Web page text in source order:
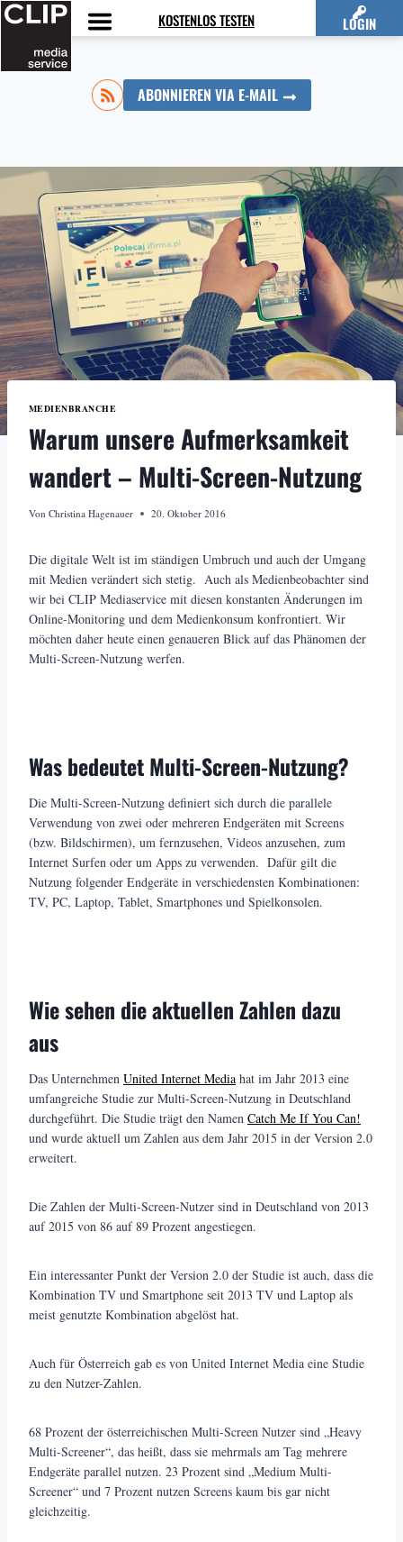
Zum
Inhalt
springen
KOSTENLOS TESTEN LOGIN
ABONNIEREN VIA E-MAIL
MEDIENBRANCHE
Warum unsere Aufmerksamkeit
wandert – Multi-Screen-Nutzung
Von Christina Hagenauer 20. Oktober 2016
Die digitale Welt ist im ständigen Umbruch und auch der Umgang
mit Medien verändert sich stetig. Auch als Medienbeobachter sind
wir bei CLIP Mediaservice mit diesen konstanten Änderungen im
Online-Monitoring und dem Medienkonsum konfrontiert. Wir
möchten daher heute einen genaueren Blick auf das Phänomen der
Multi-Screen-Nutzung werfen.
Was bedeutet Multi-Screen-Nutzung?
Die Multi-Screen-Nutzung definiert sich durch die parallele
Verwendung von zwei oder mehreren Endgeräten mit Screens
(bzw. Bildschirmen), um fernzusehen, Videos anzusehen, zum
Internet Surfen oder um Apps zu verwenden. Dafür gilt die
Nutzung folgender Endgeräte in verschiedensten Kombinationen:
TV, PC, Laptop, Tablet, Smartphones und Spielkonsolen.
Wie sehen die aktuellen Zahlen dazu
aus
Das Unternehmen United Internet Media hat im Jahr 2013 eine
umfangreiche Studie zur Multi-Screen-Nutzung in Deutschland
durchgeführt. Die Studie trägt den Namen Catch Me If You Can!
und wurde aktuell um Zahlen aus dem Jahr 2015 in der Version 2.0
erweitert.
Die Zahlen der Multi-Screen-Nutzer sind in Deutschland von 2013
auf 2015 von 86 auf 89 Prozent angestiegen.
Ein interessanter Punkt der Version 2.0 der Studie ist auch, dass die
Kombination TV und Smartphone seit 2013 TV und Laptop als
meist genutzte Kombination abgelöst hat.
Auch für Österreich gab es von United Internet Media eine Studie
zu den Nutzer-Zahlen.
68 Prozent der österreichischen Multi-Screen Nutzer sind „Heavy
Multi-Screener“, das heißt, dass sie mehrmals am Tag mehrere
Endgeräte parallel nutzen. 23 Prozent sind „Medium Multi-
Screener“ und 7 Prozent nutzen Screens kaum bis gar nicht
gleichzeitig.